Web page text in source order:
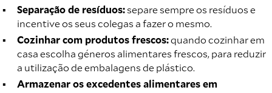
Separação de resíduos:separe sempre os resíduos e
incentive os seus colegas a fazer o mesmo.
Cozinhar com produtos frescos:quando cozinhar em
casa escolha géneros alimentares frescos, para reduzir
a utilização de embalagens de plástico.
Armazenar os excedentes alimentares em